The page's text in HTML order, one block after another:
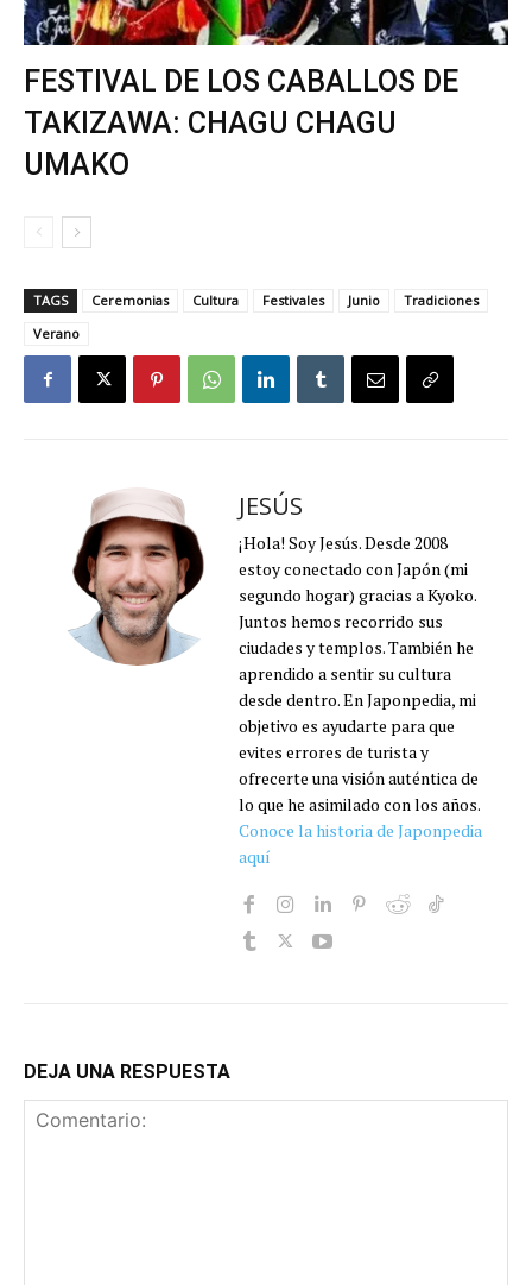
FESTIVAL DE LOS CABALLOS DE
TAKIZAWA: CHAGU CHAGU
UMAKO
TAGS Ceremonias Cultura Festivales Junio
Tradiciones
Verano
JESÚS
¡Hola! Soy Jesús. Desde 2008
estoy conectado con Japón (mi
segundo hogar) gracias a Kyoko.
Juntos hemos recorrido sus
ciudades y templos. También he
aprendido a sentir su cultura
desde dentro. En Japonpedia, mi
objetivo es ayudarte para que
evites errores de turista y
ofrecerte una visión auténtica de
lo que he asimilado con los años.
Conoce la historia de Japonpedia
aquí
DEJA UNA RESPUESTA